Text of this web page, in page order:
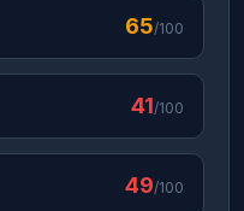
65/100
41/100
49/100